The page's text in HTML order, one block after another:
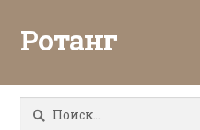
Ротанг
Каталог
Найти: